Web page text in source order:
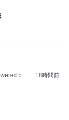
by
18時間前